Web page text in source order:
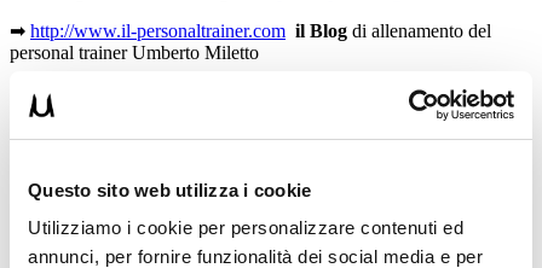
Questo sito web utilizza i cookie
Utilizziamo i cookie per personalizzare contenuti ed
annunci, per fornire funzionalità dei social media e per
➡ http://www.il-personaltrainer.com il Blog di allenamento del
personal trainer Umberto Miletto
Avvertenze: le informazioni contenute in questi video non intendono
sostituirsi in nessun modo a parere medico o di altri specialisti.
L’autore declina ogni responsabilità di effetti o di conseguenze
L’allenamento con sovraccarichi, a corpo libero, con i kettlebell, con
il trx, e con altri attrezzi può causare infortuni, si consiglia pertanto
di prestare la massima attenzione e di eseguire esercizi e
metodologie adatte al proprio livello di forma. Consultare il proprio